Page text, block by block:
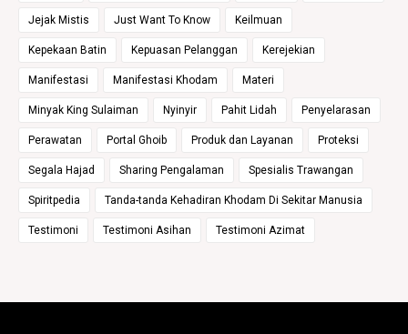
Jejak Mistis Just Want To Know Keilmuan
Kepekaan Batin Kepuasan Pelanggan Kerejekian
Manifestasi Manifestasi Khodam Materi
Minyak King Sulaiman Nyinyir Pahit Lidah Penyelarasan
Perawatan Portal Ghoib Produk dan Layanan Proteksi
Segala Hajad Sharing Pengalaman Spesialis Trawangan
Spiritpedia Tanda-tanda Kehadiran Khodam Di Sekitar Manusia
Testimoni Testimoni Asihan Testimoni Azimat